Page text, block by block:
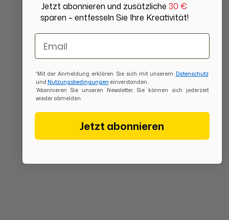
Jetzt abonnieren und zusätzliche 30 €
sparen – entfesseln Sie Ihre Kreativität!
Email
*Mit der Anmeldung erklären Sie sich mit unserem Datenschutz
und Nutzungsbedingungen einverstanden.
*Abonnieren Sie unseren Newsletter. Sie können sich jederzeit
wieder abmelden.
Jetzt abonnieren